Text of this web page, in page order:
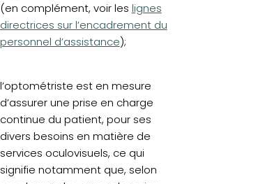
(en complément, voir les lignes
directrices sur l’encadrement du
personnel d’assistance);
l’optométriste est en mesure
d’assurer une prise en charge
continue du patient, pour ses
divers besoins en matière de
services oculovisuels, ce qui
signifie notamment que, selon